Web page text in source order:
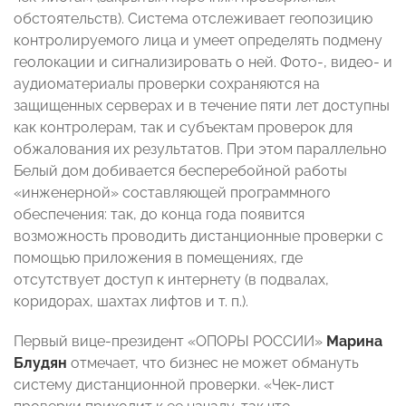
обстоятельств). Система отслеживает геопозицию
контролируемого лица и умеет определять подмену
геолокации и сигнализировать о ней. Фото-, видео- и
аудиоматериалы проверки сохраняются на
защищенных серверах и в течение пяти лет доступны
как контролерам, так и субъектам проверок для
обжалования их результатов. При этом параллельно
Белый дом добивается бесперебойной работы
«инженерной» составляющей программного
обеспечения: так, до конца года появится
возможность проводить дистанционные проверки с
помощью приложения в помещениях, где
отсутствует доступ к интернету (в подвалах,
коридорах, шахтах лифтов и т. п.).
Первый вице-президент «ОПОРЫ РОССИИ» Марина
Блудян отмечает, что бизнес не может обмануть
систему дистанционной проверки. «Чек-лист